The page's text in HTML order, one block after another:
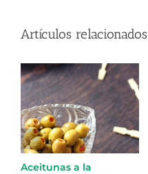
Artículos relacionados
Aceitunas a la